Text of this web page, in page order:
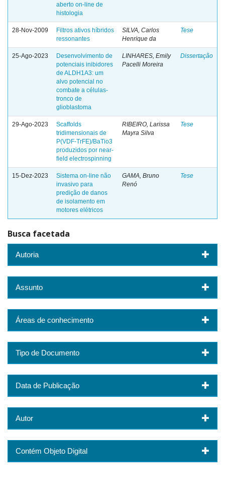
aberto on-line de
histologia
28-Nov-2009
Filtros ativos híbridos
ressonantes
SILVA, Carlos
Henrique da
Tese
25-Ago-2023
Desenvolvimento de
potenciais inibidores
de ALDH1A3: um
alvo potencial no
combate a células-
tronco de
glioblastoma
LINHARES, Emily
Pacelli Moreira
Dissertação
29-Ago-2023
Scaffolds
tridimensionais de
P(VDF-TrFE)/BaTio3
produzidos por near-
field electrospinning
RIBEIRO, Larissa
Mayra Silva
Tese
15-Dez-2023
Sistema on-line não
invasivo para
predição de danos
de isolamento em
motores elétricos
GAMA, Bruno
Renó
Tese
Busca facetada
Autoria
Assunto
Áreas de conhecimento
Tipo de Documento
Data de Publicação
Autor
Contém Objeto Digital